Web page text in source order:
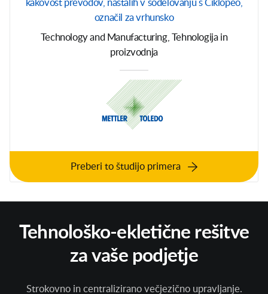
kakovost prevodov, nastalih v sodelovanju s Ciklopeo,
označil za vrhunsko
Technology and Manufacturing, Tehnologija in
proizvodnja
Preberi to študijo primera
Tehnološko-ekletične rešitve
za vaše podjetje
Strokovno in centralizirano večjezično upravljanje.